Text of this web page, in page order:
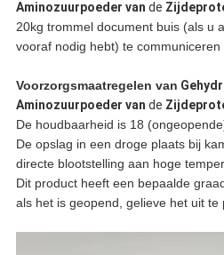
Aminozuurpoeder van de
20kg trommel document buis (als u
vooraf nodig hebt) te communiceren
Voorzorgsmaatregelen van
Aminozuurpoeder van de
De houdbaarheid is 18
De opslag in een droge plaats bij
directe blootstelling aan hoge
Dit product heeft een bepaalde
als het is geopend, gelieve het uit te